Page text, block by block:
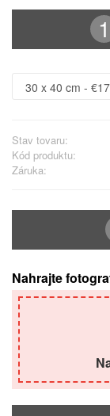
Stav tovaru:
Kód produktu:
Záruka:
Nahrajte